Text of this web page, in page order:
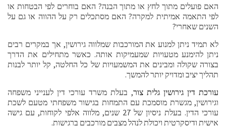
האם פועלים מתוך לחץ או מתוך הבנה? האם בוחרים לפי הבטחות או
לפי התאמה אמיתית למקרה? האם מסתכלים רק על ההווה או גם על
השנים שאחרי?
לא תמיד ניתן למנוע את המורכבות שמלווה גירושין, אך במקרים רבים
ניתן להימנע מטעויות שמעמיקות אותה. כאשר מתחילים את הדרך
בצורה שקולה ומבינים את המשמעויות של כל החלטה, קל יותר לבנות
תהליך יציב ומדויק יותר להמשך.
עורכת דין גירושין גלית צור, בעלת משרד עורכי דין לענייני משפחה
וגירושין, מגשרת מוסמכת עם התמחות בגישור משפחתי מטעם לשכת
עורכי הדין. בעלת ניסיון של 27 שנים, מלווה אלפי לקוחות, עם גישה
אישית ודיסקרטית ויכולת לנהל מצבים מורכבים ברגישות.